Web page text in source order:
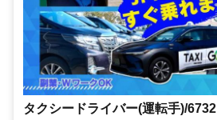
タクシードライバー(運転手)/6732